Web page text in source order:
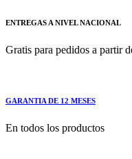
ENTREGAS A NIVEL NACIONAL
Gratis para pedidos a partir
GARANTIA DE 12 MESES
En todos los productos